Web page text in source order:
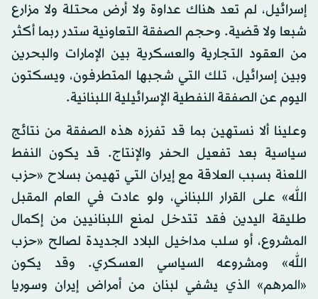
إسرائيل، لم تعد هناك عداوة ولا أرض محتلة ولا مزارع
شبعا ولا قضية. وحجم الصفقة التعاونية ستدر ربما أكثر
من العقود التجارية والعسكرية بين الإمارات والبحرين
وبين إسرائيل، تلك التي شجبها المتطرفون، ويسكتون
اليوم عن الصفقة النفطية الإسرائيلية اللبنانية.
وعلينا ألا نستهين بما قد تفرزه هذه الصفقة من نتائج
سياسية بعد تفعيل الحفر والإنتاج. قد يكون النفط
اللعنة بسبب العلاقة مع إيران التي تهيمن بسلاح «حزب
الله» على القرار اللبناني، ولو عادت في العام المقبل
طليقة اليدين فقد تتدخل لمنع اللبنانيين من إكمال
المشروع، أو سلب مداخيل البلاد الجديدة لصالح «حزب
الله» ومشروعه السياسي العسكري. وقد يكون
«المرهم» الذي يشفي لبنان من أمراض إيران وسوريا